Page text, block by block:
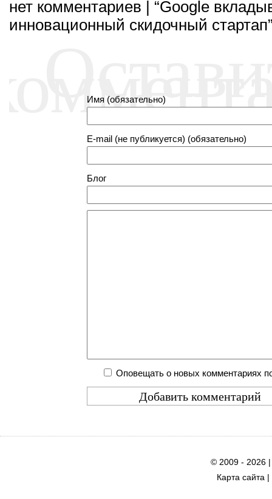
нет комментариев | “Google
инновационный скидочный
Имя (обязательно)
E-mail (не публикуется) (обязательно)
Блог
Оповещать о новых комментариях
© 2009 - 2026
Карта сайта